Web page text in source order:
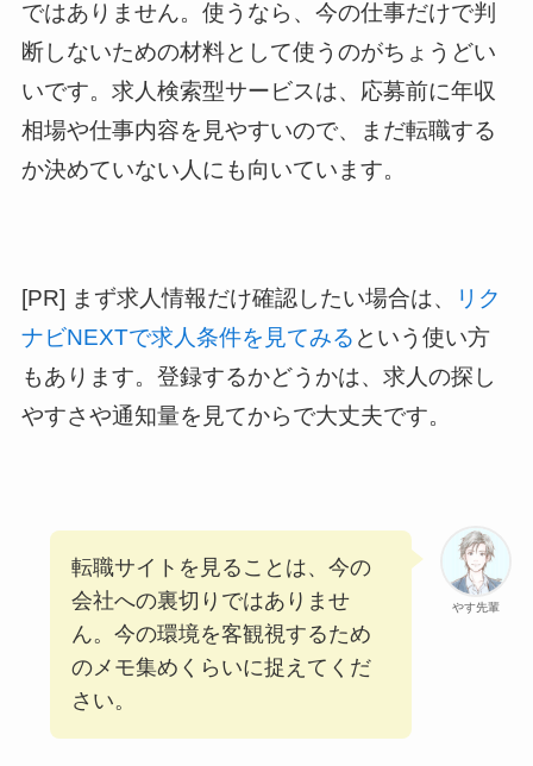
ではありません。使うなら、今の仕事だけで判
断しないための材料として使うのがちょうどい
いです。求人検索型サービスは、応募前に年収
相場や仕事内容を見やすいので、まだ転職する
か決めていない人にも向いています。
[PR] まず求人情報だけ確認したい場合は、
リク
ナビNEXTで求人条件を見てみる という使い方
もあります。登録するかどうかは、求人の探し
やすさや通知量を見てからで大丈夫です。
やす先輩
転職サイトを見ることは、今の
会社への裏切りではありませ
ん。今の環境を客観視するため
のメモ集めくらいに捉えてくだ
さい。